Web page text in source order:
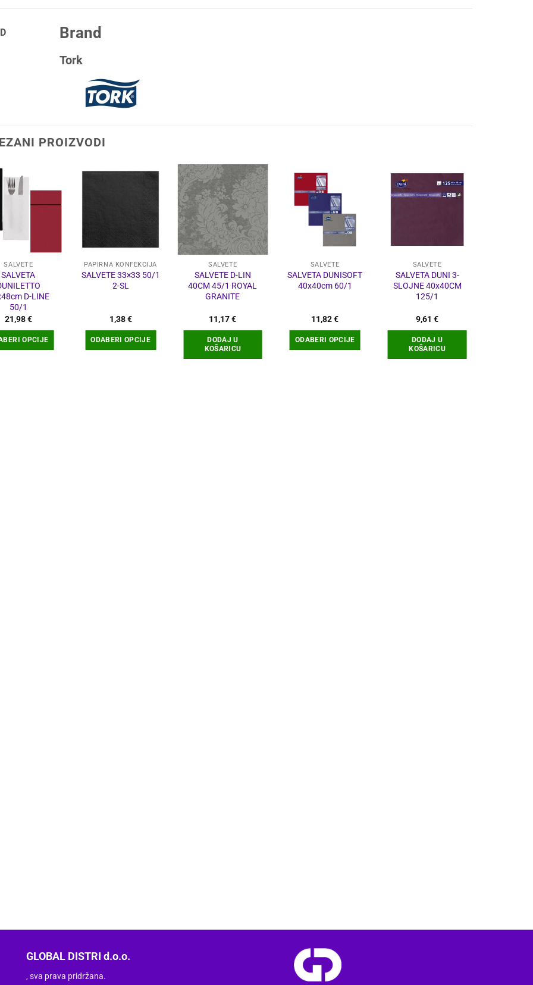
Brand
Tork
PROIZVODI
SALVETE
SALVETA
D-LINE
50/1
21,98€
OPCIJE
PAPIRNA KONFEKCIJA
SALVETE 33×33 50/1
2-SL
1,38€
ODABERI OPCIJE
SALVETE
SALVETE D-LIN
40CM 45/1 ROYAL
GRANITE
11,17€
DODAJ U
KOŠARICU
SALVETE
SALVETA DUNISOFT
40x40cm 60/1
11,82€
ODABERI OPCIJE
SALVETE
SALVETA DUNI 3-
SLOJNE 40x40CM
125/1
9,61€
DODAJ U
KOŠARICU
GLOBAL DISTRI d.o.o.
, sva prava pridržana.